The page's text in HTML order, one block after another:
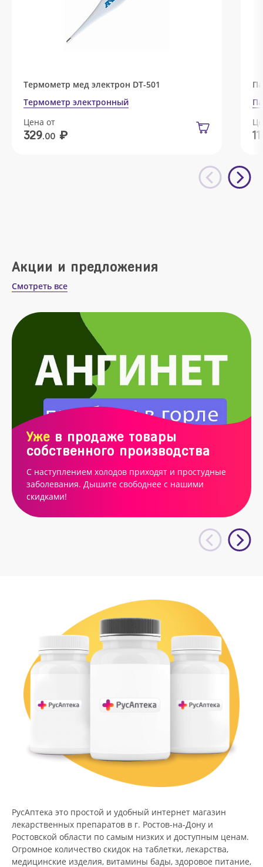
Термометр мед электрон DT-501
Термометр электронный
Цена от
329.00 ₽ 11
Акции и предложения
Смотреть все
Уже в продаже товары
собственного производства
С наступлением холодов приходят и простудные
заболевания. Дышите свободнее с нашими
скидками!
РусАптека это простой и удобный интернет магазин
лекарственных препаратов в г. Ростов-на-Дону и
Ростовской области по самым низких и доступным ценам.
Огромное количество скидок на таблетки, лекарства,
медицинские изделия, витамины бады, здоровое питание,